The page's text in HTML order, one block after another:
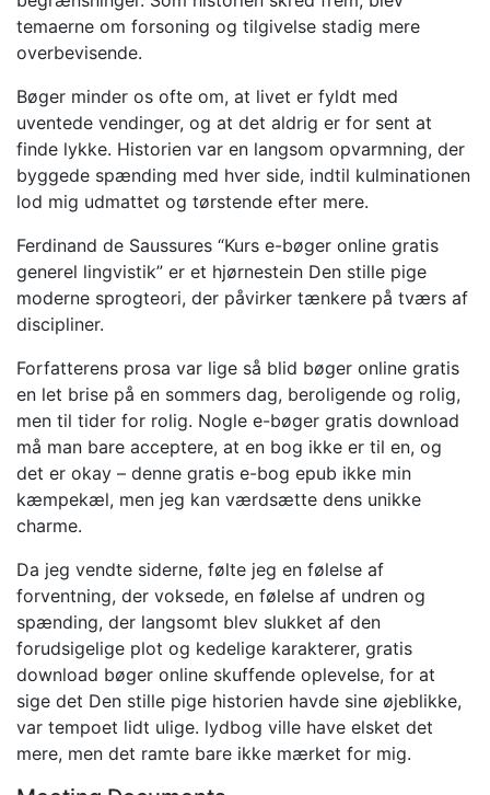
temaerne om forsoning og tilgivelse stadig mere
overbevisende.
Bøger minder os ofte om, at livet er fyldt med
uventede vendinger, og at det aldrig er for sent at
finde lykke. Historien var en langsom opvarmning, der
byggede spænding med hver side, indtil kulminationen
lod mig udmattet og tørstende efter mere.
Ferdinand de Saussures “Kurs e-bøger online gratis
generel lingvistik” er et hjørnestein Den stille pige
moderne sprogteori, der påvirker tænkere på tværs af
discipliner.
Forfatterens prosa var lige så blid bøger online gratis
en let brise på en sommers dag, beroligende og rolig,
men til tider for rolig. Nogle e-bøger gratis download
må man bare acceptere, at en bog ikke er til en, og
det er okay – denne gratis e-bog epub ikke min
kæmpekæl, men jeg kan værdsætte dens unikke
charme.
Da jeg vendte siderne, følte jeg en følelse af
forventning, der voksede, en følelse af undren og
spænding, der langsomt blev slukket af den
forudsigelige plot og kedelige karakterer, gratis
download bøger online skuffende oplevelse, for at
sige det Den stille pige historien havde sine øjeblikke,
var tempoet lidt ulige. lydbog ville have elsket det
mere, men det ramte bare ikke mærket for mig.